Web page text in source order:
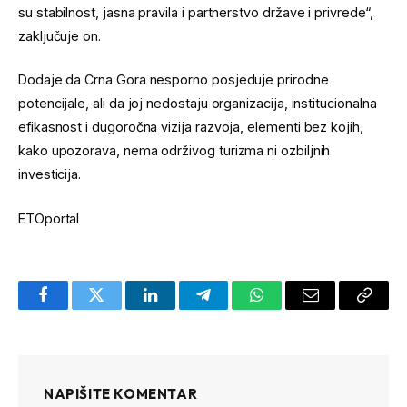
su stabilnost, jasna pravila i partnerstvo države i privrede“,
zaključuje on.
Dodaje da Crna Gora nesporno posjeduje prirodne
potencijale, ali da joj nedostaju organizacija, institucionalna
efikasnost i dugoročna vizija razvoja, elementi bez kojih,
kako upozorava, nema održivog turizma ni ozbiljnih
investicija.
ETOportal
FacebookTwitter LinkedInTelegramWhatsAppEmail
Copy
NAPIŠITE KOMENTAR